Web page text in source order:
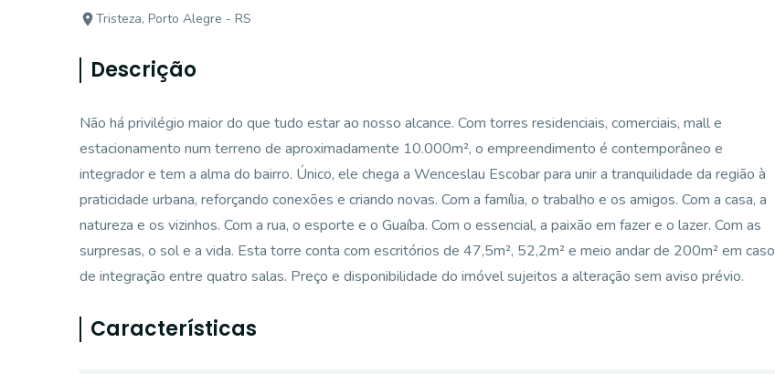
Tristeza, Porto Alegre - RS
Descrição
Não há privilégio maior do que tudo estar ao nosso alcance. Com torres residenciais, comerciais, mall e
estacionamento num terreno de aproximadamente 10.000m², o empreendimento é contemporâneo e
integrador e tem a alma do bairro. Único, ele chega a Wenceslau Escobar para unir a tranquilidade da região à
praticidade urbana, reforçando conexões e criando novas. Com a família, o trabalho e os amigos. Com a casa, a
natureza e os vizinhos. Com a rua, o esporte e o Guaíba. Com o essencial, a paixão em fazer e o lazer. Com as
surpresas, o sol e a vida. Esta torre conta com escritórios de 47,5m², 52,2m² e meio andar de 200m² em caso
de integração entre quatro salas. Preço e disponibilidade do imóvel sujeitos a alteração sem aviso prévio.
Características